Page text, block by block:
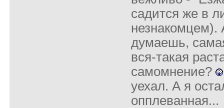
садится же в
незнакомцем).
думаешь,
вся-такая
самомнение?
уехал. А я
опплеванная...